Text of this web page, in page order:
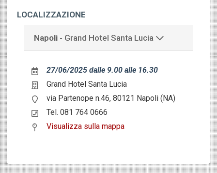
LOCALIZZAZIONE
Napoli - Grand Hotel Santa Lucia
27/06/2025 dalle 9.00 alle 16.30
Grand Hotel Santa Lucia
via Partenope n.46, 80121 Napoli (NA)
Tel. 081 764 0666
Visualizza sulla mappa